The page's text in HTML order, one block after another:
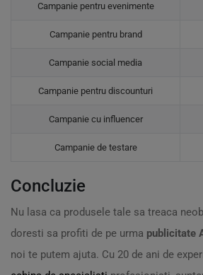
Campanie pentru evenimente
Campanie pentru brand
Campanie social media
Campanie pentru discounturi
Campanie cu influencer
Campanie de testare
Concluzie
Nu lasa ca produsele tale sa treaca
doresti sa profiti de pe urma publicitate
noi te putem ajuta. Cu 20 de ani de